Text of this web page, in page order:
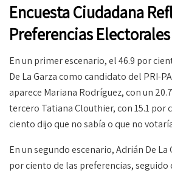
Encuesta Ciudadana
Preferencias Electorales
En un primer escenario, el 46.9 por
De La Garza como candidato del PRI-
aparece Mariana Rodríguez, con un
tercero Tatiana Clouthier, con 15.1 por
ciento dijo que no sabía o que no
En un segundo escenario, Adrián De
por ciento de las preferencias, seguido